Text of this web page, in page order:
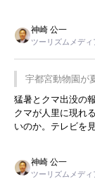
をした時は、移動
用してホテル代を
す。若い人が夜行
が残らないのかな
神崎 公一
ツーリズムメデ
宇都宮動物園が
開催
猛暑とクマ出没の
クマが人里に現れ
いのか。テレビを
んてことは、冗談
神崎 公一
ツーリズムメデ